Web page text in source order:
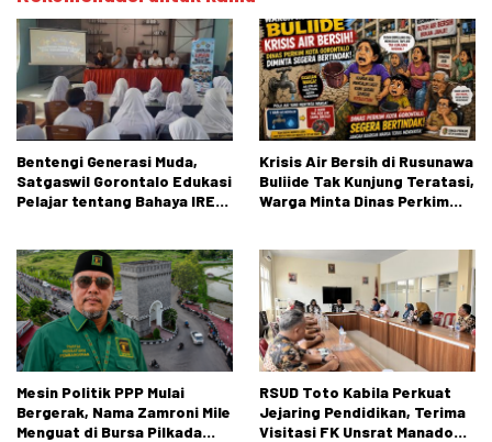
Bentengi Generasi Muda,
Satgaswil Gorontalo Edukasi
Pelajar tentang Bahaya IRET,
Krisis Air Bersih di Rusunawa
Buliide Tak Kunjung Teratasi,
Warga Minta Dinas Perkim
Mesin Politik PPP Mulai
Bergerak, Nama Zamroni Mile
Menguat di Bursa Pilkada
RSUD Toto Kabila Perkuat
Jejaring Pendidikan, Terima
Visitasi FK Unsrat Manado